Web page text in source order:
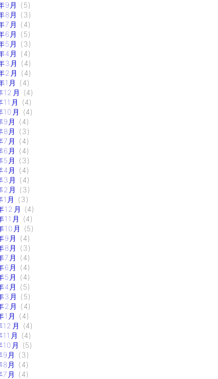
9月
(5)
8月
(3)
7月
(4)
6月
(5)
5月
(3)
4月
(4)
3月
(4)
2月
(4)
1月
(4)
12月
(4)
月
(4)
10月
(4)
9月
(4)
8月
(3)
7月
(4)
6月
(4)
5月
(3)
4月
(4)
3月
(4)
2月
(3)
月
(3)
12月
(4)
11月
(4)
10月
(5)
9月
(4)
8月
(3)
7月
(4)
6月
(4)
5月
(4)
4月
(5)
3月
(5)
2月
(4)
1月
(4)
12月
(4)
月
(4)
月
(5)
月
(3)
月
(4)
月
(4)